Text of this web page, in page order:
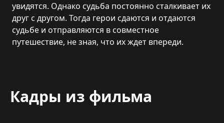
увидятся. Однако судьба постоянно сталкивает их
друг с другом. Тогда герои сдаются и отдаются
судьбе и отправляются в совместное
путешествие, не зная, что их ждет впереди.
Кадры из фильма